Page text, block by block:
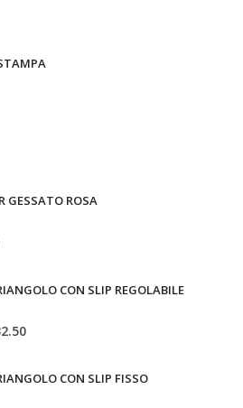
GESSATO ROSA
CON SLIP REGOLABILE
CON SLIP FISSO